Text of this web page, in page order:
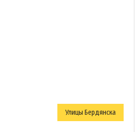
Улицы Бердянска